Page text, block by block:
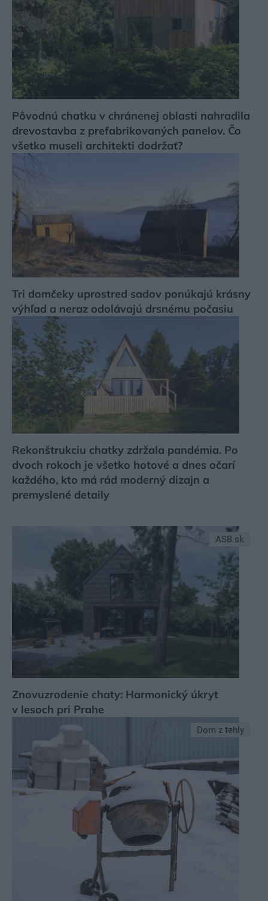
Pôvodnú chatku v chránenej oblasti nahradila
drevostavba z prefabrikovaných panelov. Čo
všetko museli architekti dodržať?
Tri domčeky uprostred sadov ponúkajú krásny
výhľad a neraz odolávajú drsnému počasiu
Rekonštrukciu chatky zdržala pandémia. Po
dvoch rokoch je všetko hotové a dnes očarí
každého, kto má rád moderný dizajn a
premyslené detaily
ASB.sk
Znovuzrodenie chaty: Harmonický úkryt
v lesoch pri Prahe
Dom z tehly